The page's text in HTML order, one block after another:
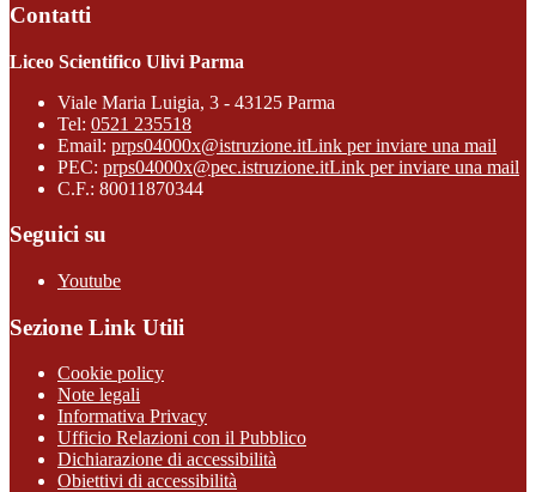
Contatti
Liceo Scientifico Ulivi Parma
Viale Maria Luigia, 3 - 43125 Parma
Tel: 0521 235518
Email: prps04000x@istruzione.itLink per inviare una mail
PEC: prps04000x@pec.istruzione.itLink per inviare una mail
C.F.: 80011870344
Seguici su
Youtube
Sezione Link Utili
Cookie policy
Note legali
Informativa Privacy
Ufficio Relazioni con il Pubblico
Dichiarazione di accessibilità
Obiettivi di accessibilità